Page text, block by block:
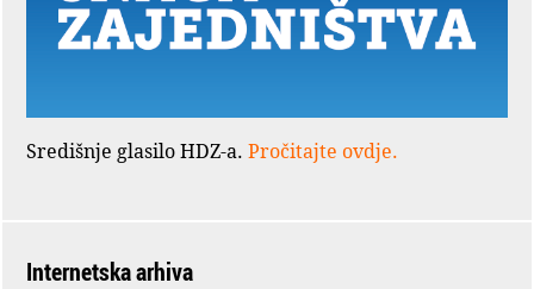
Središnje glasilo HDZ-a. Pročitajte ovdje.
Internetska arhiva